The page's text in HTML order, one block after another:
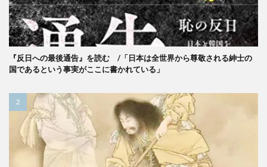
『反日への最後通告』を読む /「日本は全世界から尊敬される紳士の
国であるという事実がここに書かれている」